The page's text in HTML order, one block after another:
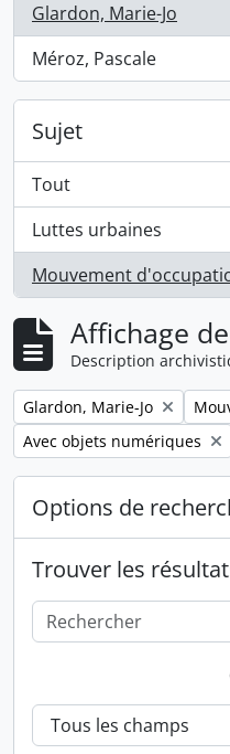
Glardon, Marie-Jo
, 1 résultats
Méroz, Pascale
, 1 résultats
Sujet
Tout
Luttes urbaines
, 1 résultats
Mouvement
, 1 résultats
Affichage
Description
Remove filter:
Glardon, Marie-Jo
Remove filter:
Avec objets numériques
Options de
Trouver les